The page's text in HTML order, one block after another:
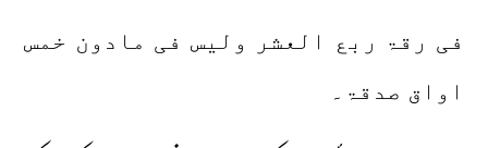
فی رقۃ ربع العشر ولیس فی مادون خمس
اواق صدقۃ۔